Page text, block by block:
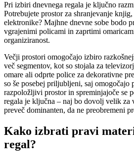
Pri izbiri dnevnega regala je ključno
Potrebujete prostor za shranjevanje
elektronike? Majhne dnevne sobe bodo
vgrajenimi policami in zaprtimi
organiziranost.
Večji prostori omogočajo izbiro
več segmentov, kot so stojala za
omare ali odprte police za dekorativne
so še posebej priljubljeni, saj omogočajo
razpoložljivi prostor in spreminjajoče se
regala je ključna – naj bo dovolj velik za
preveč dominanten, da ne preobremeni
Kako izbrati pravi
regal?